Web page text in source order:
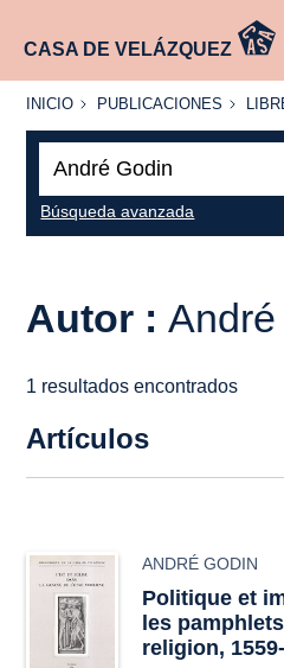
CASA DE VELÁZQUEZ
INICIO
INICIO PUBLICACIONES
PUBLICACIONES
Búsqueda avanzada
Autor :
1 resultados encontrados
Artículos
ANDRÉ GODIN
Politique et
les
religion,